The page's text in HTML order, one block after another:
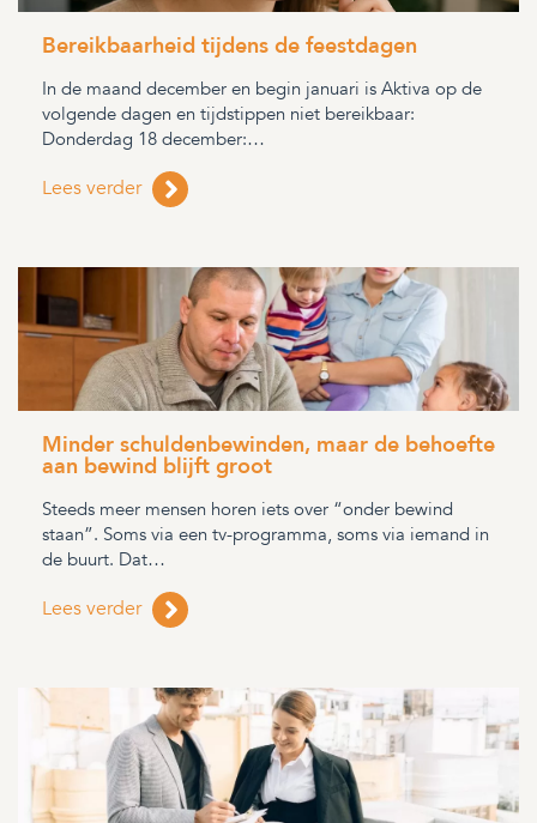
Bereikbaarheid tijdens de feestdagen
In de maand december en begin januari is Aktiva op de
volgende dagen en tijdstippen niet bereikbaar:
Donderdag 18 december:…
Lees verder
Minder schuldenbewinden, maar de behoefte
aan bewind blijft groot
Steeds meer mensen horen iets over “onder bewind
staan”. Soms via een tv-programma, soms via iemand in
de buurt. Dat…
Lees verder